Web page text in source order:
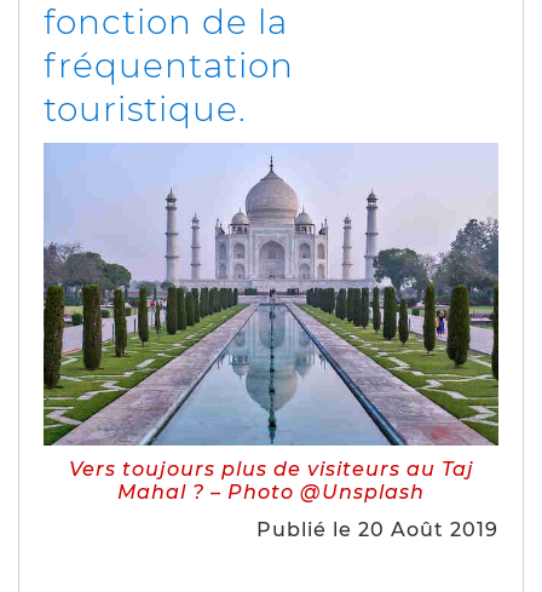
fonction de la
fréquentation
touristique.
Vers toujours plus de visiteurs au Taj
Mahal ? – Photo @Unsplash
Publié le 20 Août 2019